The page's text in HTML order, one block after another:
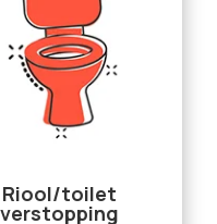
Riool/toilet
verstopping